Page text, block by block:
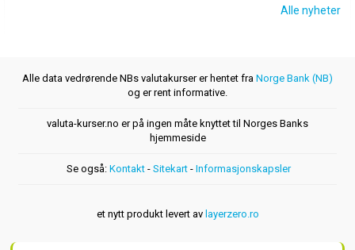
Alle nyheter
Alle data vedrørende NBs valutakurser er hentet fra Norge Bank (NB)
og er rent informative.
valuta-kurser.no er på ingen måte knyttet til Norges Banks
hjemmeside
Se også: Kontakt - Sitekart - Informasjonskapsler
et nytt produkt levert av layerzero.ro